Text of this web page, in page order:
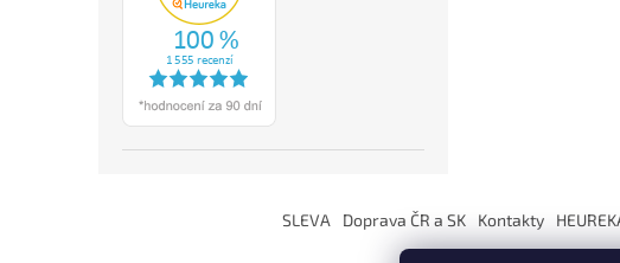
SLEVA Doprava ČR a SK Kontakty